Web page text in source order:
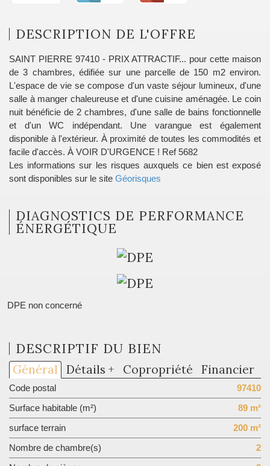
DESCRIPTION DE L'OFFRE
SAINT PIERRE 97410 - PRIX ATTRACTIF... pour cette maison
de 3 chambres, édifiée sur une parcelle de 150 m2 environ.
L'espace de vie se compose d'un vaste séjour lumineux, d'une
salle à manger chaleureuse et d'une cuisine aménagée. Le coin
nuit bénéficie de 2 chambres, d'une salle de bains fonctionnelle
et d'un WC indépendant. Une varangue est également
disponible à l'extérieur. À proximité de toutes les commodités et
facile d'accès. À VOIR D'URGENCE ! Ref 5682
Les informations sur les risques auxquels ce bien est exposé
sont disponibles sur le site Géorisques
DIAGNOSTICS DE PERFORMANCE
ÉNERGÉTIQUE
DPE non concerné
DESCRIPTIF DU BIEN
Général Détails + Copropriété Financier
Code postal 97410
Surface habitable (m²) 89 m²
surface terrain 200 m²
Nombre de chambre(s) 2